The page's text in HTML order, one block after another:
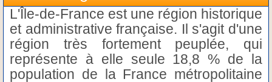
L'Île-de-France est une région historique
et administrative française. Il s'agit d'une
région très fortement peuplée, qui
représente à elle seule 18,8 % de la
population de la France métropolitaine